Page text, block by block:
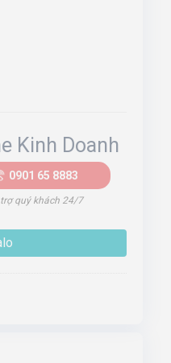
Kinh Doanh
0901 65 8883
quý khách 24/7